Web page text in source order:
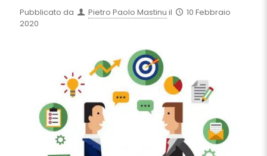
Pubblicato da Pietro Paolo Mastinu il
10 Febbraio
2020